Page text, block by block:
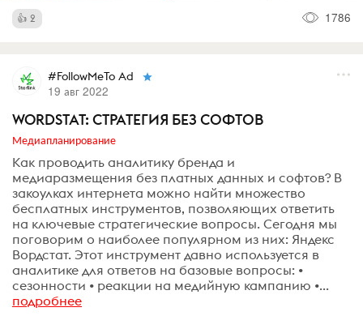
2 1786
#FollowMeTo Ad
19 авг 2022
WORDSTAT: СТРАТЕГИЯ БЕЗ СОФТОВ
Медиапланирование
Как проводить аналитику бренда и
медиаразмещения без платных данных и софтов? В
закоулках интернета можно найти множество
бесплатных инструментов, позволяющих ответить
на ключевые стратегические вопросы. Сегодня мы
поговорим о наиболее популярном из них: Яндекс
Вордстат. Этот инструмент давно используется в
аналитике для ответов на базовые вопросы: •
сезонности • реакции на медийную кампанию •...
подробнее